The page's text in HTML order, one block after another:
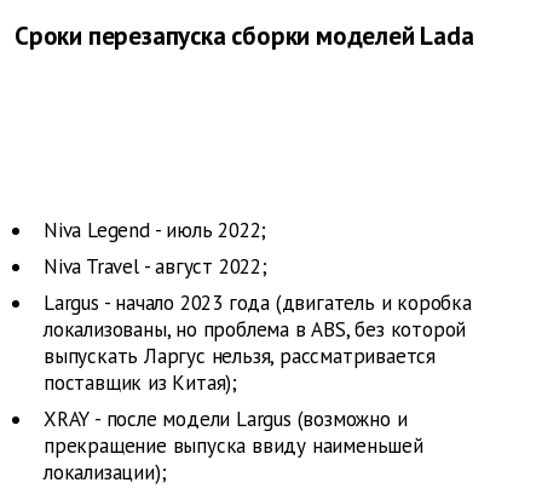
Сроки перезапуска сборки моделей Lada
Niva Legend - июль 2022;
Niva Travel - август 2022;
Largus - начало 2023 года (двигатель и коробка
локализованы, но проблема в ABS, без которой
выпускать Ларгус нельзя, рассматривается
поставщик из Китая);
XRAY - после модели Largus (возможно и
прекращение выпуска ввиду наименьшей
локализации);